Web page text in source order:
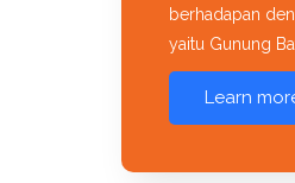
berhadapan
yaitu Gunung
Learn